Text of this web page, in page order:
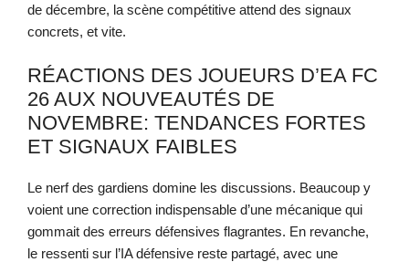
de décembre, la scène compétitive attend des signaux
concrets, et vite.
RÉACTIONS DES JOUEURS D’EA FC
26 AUX NOUVEAUTÉS DE
NOVEMBRE: TENDANCES FORTES
ET SIGNAUX FAIBLES
Le nerf des gardiens domine les discussions. Beaucoup y
voient une correction indispensable d’une mécanique qui
gommait des erreurs défensives flagrantes. En revanche,
le ressenti sur l’IA défensive reste partagé, avec une